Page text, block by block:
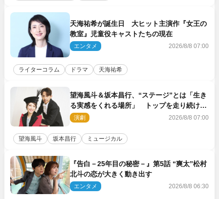
天海祐希が誕生日 大ヒット主演作『女王の
教室』児童役キャストたちの現在
エンタメ 2026/8/8 07:00
ライターコラム ドラマ 天海祐希
望海風斗＆坂本昌行、“ステージ”とは「生き
る実感をくれる場所」 トップを走り続ける
原動力を語る
演劇 2026/8/8 07:00
望海風斗 坂本昌行 ミュージカル
『告白－25年目の秘密－』第5話 “爽太”松村
北斗の恋が大きく動き出す
エンタメ 2026/8/8 06:30